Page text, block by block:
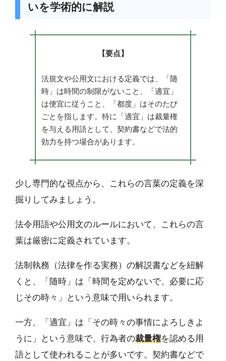
いを学術的に解説
【要点】
法規文や公用文における定義では、「随
時」は時間の制限がないこと、「適宜」
は便宜に従うこと、「都度」はそのたび
ごとを指します。特に「適宜」は裁量権
を与える用語として、契約書などで法的
効力を持つ場合があります。
少し専門的な視点から、これらの言葉の定義を深
掘りしてみましょう。
法令用語や公用文のルールにおいて、これらの言
葉は厳密に定義されています。
法制執務（法律を作る実務）の解説書などを紐解
くと、「随時」は「時間を定めないで、必要に応
じその時々」という意味で用いられます。
一方、「適宜」は「その時々の事情によろしきよ
うに」という意味で、行為者の裁量権を認める用
語として使われることが多いです。契約書などで